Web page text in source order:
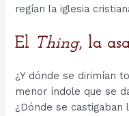
regían la iglesia
El Thing, la
¿Y dónde se dirimían
menor índole que se
¿Dónde se